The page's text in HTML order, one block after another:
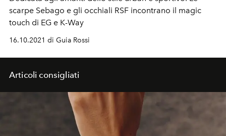
scarpe Sebago e gli occhiali RSF incontrano il magic
touch di EG e K-Way
16.10.2021 di Guia Rossi
Articoli consigliati